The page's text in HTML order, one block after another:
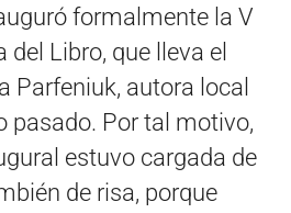
formalmente la V
del Libro, que lleva el
Parfeniuk, autora local
pasado. Por tal motivo,
estuvo cargada de
de risa, porque